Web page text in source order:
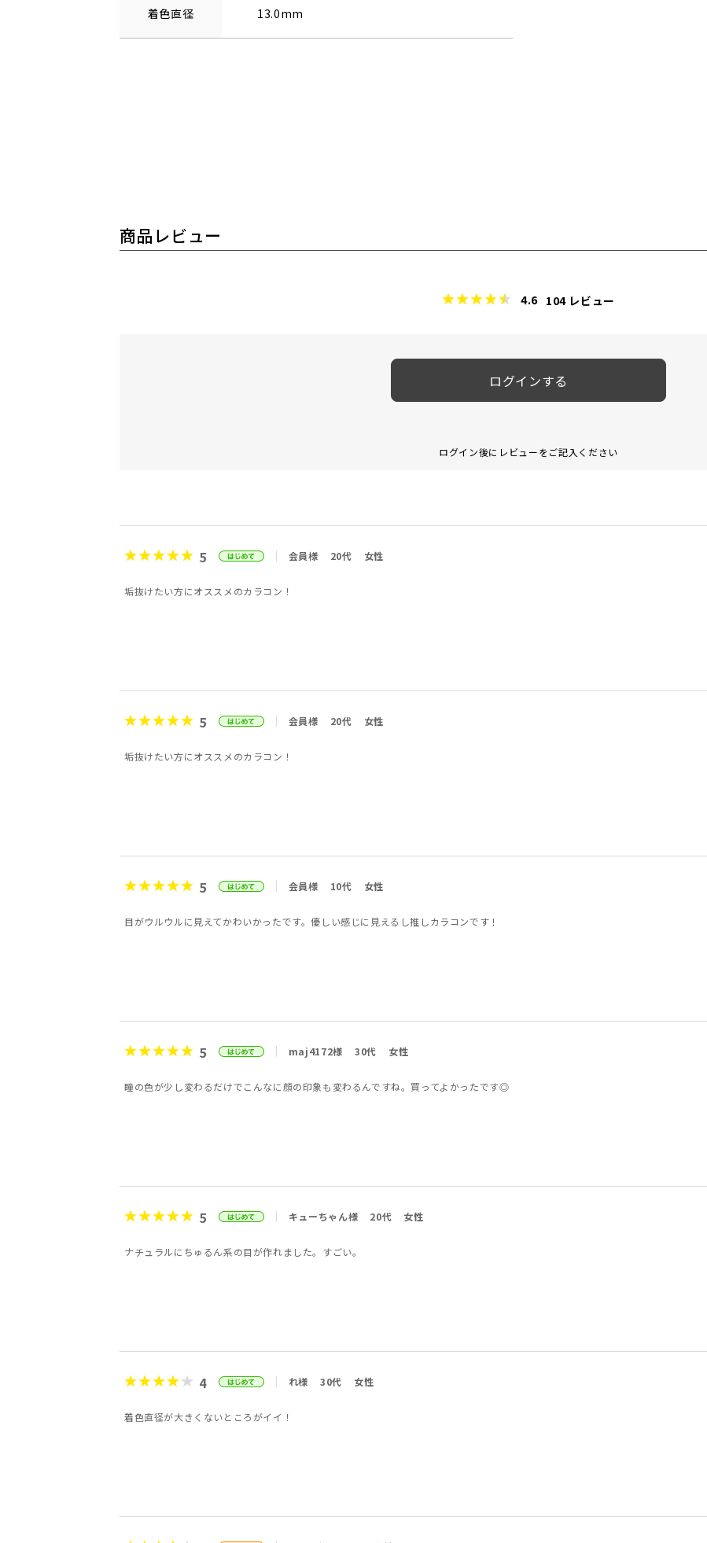
着色直径 13.0mm
商品レビュー
4.6 104レビュー
ログインする
ログイン後にレビューをご記入ください
5 会員様 20代 女性
垢抜けたい方にオススメのカラコン！
5 会員様 20代 女性
垢抜けたい方にオススメのカラコン！
5 会員様 10代 女性
目がウルウルに見えてかわいかったです。優しい感じに見えるし推しカラコンです！
5 maj4172様 30代 女性
瞳の色が少し変わるだけでこんなに顔の印象も変わるんですね。買ってよかったです◎
5 キューちゃん様 20代 女性
ナチュラルにちゅるん系の目が作れました。すごい。
4 れ様 30代 女性
着色直径が大きくないところがイイ！